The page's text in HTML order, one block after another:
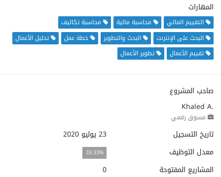
المهارات
التقييم المالي محاسبة مالية
محاسبة تكاليف
البحث على الإنترنت
البحث والتطوير خطة عمل
تحليل الأعمال
تقييم الأعمال
تطوير الأعمال
صاحب المشروع
Khaled A.
مسوق رقمي
تاريخ التسجيل
23 يوليو 2020
معدل التوظيف
33.33%
المشاريع المفتوحة
0